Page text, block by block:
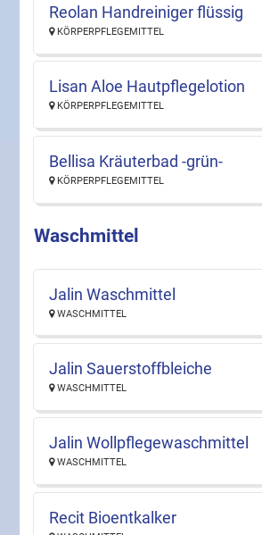
Reolan Handreiniger flüssig
KÖRPERPFLEGEMITTEL
Lisan Aloe Hautpflegelotion
KÖRPERPFLEGEMITTEL
Bellisa Kräuterbad -grün-
KÖRPERPFLEGEMITTEL
Waschmittel
Jalin Waschmittel
WASCHMITTEL
Jalin Sauerstoffbleiche
WASCHMITTEL
Jalin Wollpflegewaschmittel
WASCHMITTEL
Recit Bioentkalker